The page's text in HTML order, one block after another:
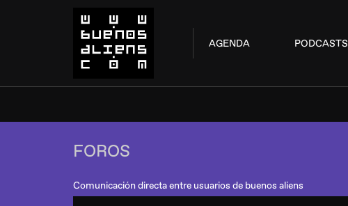
AGENDA PODCASTS
FOROS
Comunicación directa entre usuarios de buenos aliens